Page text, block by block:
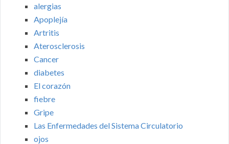
alergias
Apoplejía
Artritis
Aterosclerosis
Cancer
diabetes
El corazón
fiebre
Gripe
Las Enfermedades del Sistema Circulatorio
ojos